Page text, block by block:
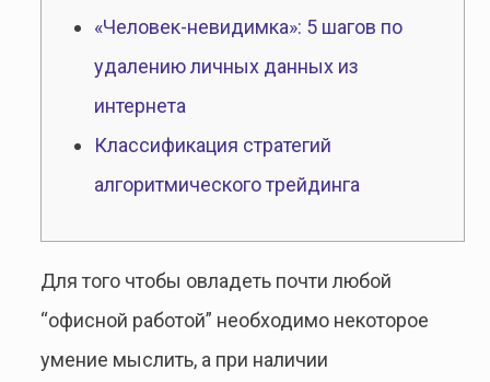
«Человек-невидимка»: 5 шагов по
удалению личных данных из
интернета
Классификация стратегий
алгоритмического трейдинга
Для того чтобы овладеть почти любой
“офисной работой” необходимо некоторое
умение мыслить, а при наличии